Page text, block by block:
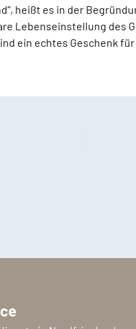
heißt es in der
Lebenseinstellung des
ein echtes Geschenk